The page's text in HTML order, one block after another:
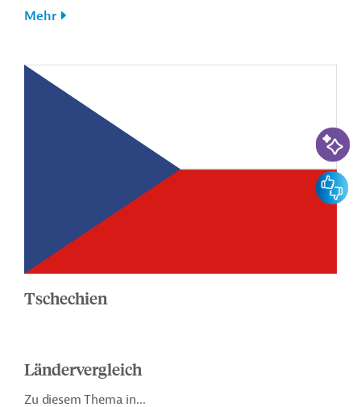
Mehr
Tschechien
Ländervergleich
Zu diesem Thema in...
KI-